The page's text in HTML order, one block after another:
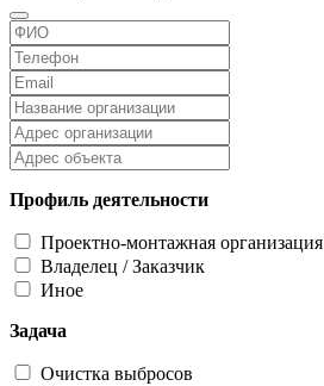
Профиль деятельности
Проектно-монтажная организация
Владелец / Заказчик
Иное
Задача
Очистка выбросов